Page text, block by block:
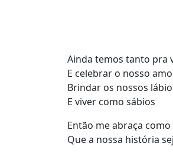
Ainda temos tanto pra
E celebrar o nosso
Brindar os nossos
E viver como sábios
Então me abraça
Que a nossa história